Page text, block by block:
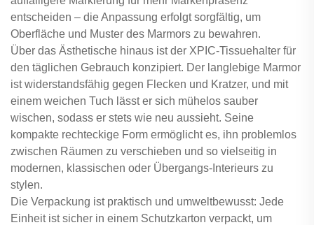
entscheiden – die Anpassung erfolgt sorgfältig, um
Oberfläche und Muster des Marmors zu bewahren.
Über das Ästhetische hinaus ist der XPIC-Tissuehalter für
den täglichen Gebrauch konzipiert. Der langlebige Marmor
ist widerstandsfähig gegen Flecken und Kratzer, und mit
einem weichen Tuch lässt er sich mühelos sauber
wischen, sodass er stets wie neu aussieht. Seine
kompakte rechteckige Form ermöglicht es, ihn problemlos
zwischen Räumen zu verschieben und so vielseitig in
modernen, klassischen oder Übergangs-Interieurs zu
stylen.
Die Verpackung ist praktisch und umweltbewusst: Jede
Einheit ist sicher in einem Schutzkarton verpackt, um